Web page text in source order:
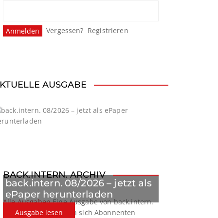
Vergessen? Registrieren
AUSGABE
back.intern. 08/2026 – jetzt als
ePaper herunterladen
Ausgabe lesen
BACK.INTERN. ARCHIV
Alle AusgabenEine Ausgabe von back.intern.
verpasst? Hier können sich Abonnenten